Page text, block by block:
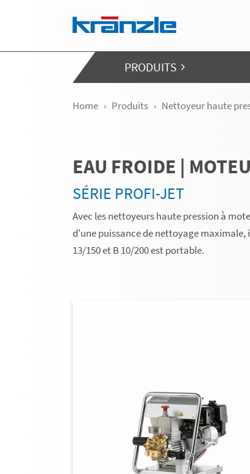
PRODUITS
Home Produits Nettoyeur haute
EAU FROIDE |
SÉRIE PROFI-JET
Avec les nettoyeurs haute pression à
d'une puissance de nettoyage
13/150 et B 10/200 est portable.